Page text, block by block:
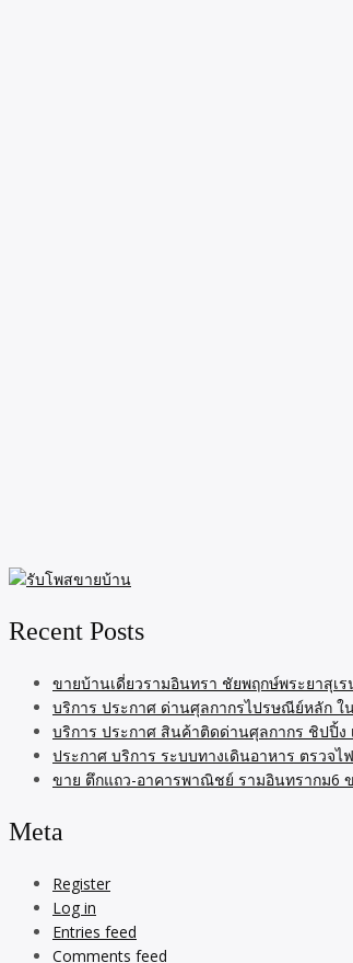
Recent Posts
ขายบ้านเดี่ยวรามอินทรา ชัยพฤกษ์พระยาสุเ
บริการ ประกาศ ด่านศุลกากรไปรษณีย์หลัก
บริการ ประกาศ สินค้าติดด่านศุลกากร ชิปปิ้
ประกาศ บริการ ระบบทางเดินอาหาร ตรวจ
ขาย ตึกแถว-อาคารพาณิชย์ รามอินทรากม6
Meta
Register
Log in
Entries feed
Comments feed